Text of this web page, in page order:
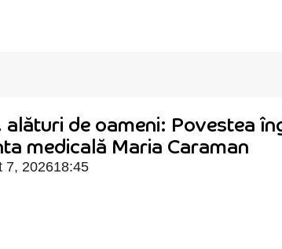
de oameni: Povestea
medicală Maria Caraman
7, 202618:45